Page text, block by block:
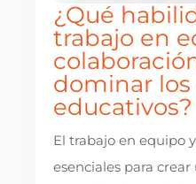
¿Qué
trabajo en
dominar
educativos?
El trabajo en equipo
esenciales para